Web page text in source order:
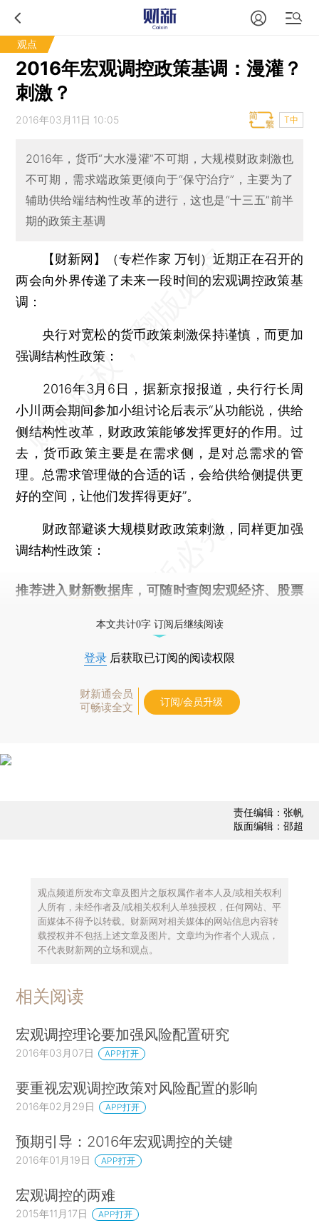
观点
2016年宏观调控政策基调：漫灌？
刺激？
2016年03月11日 10:05 T中
2016年，货币“大水漫灌”不可期，大规模财政刺激也
不可期，需求端政策更倾向于“保守治疗”，主要为了
辅助供给端结构性改革的进行，这也是“十三五”前半
期的政策主基调
【财新网】（专栏作家 万钊）近期正在召开的
两会向外界传递了未来一段时间的宏观调控政策基
调：
央行对宽松的货币政策刺激保持谨慎，而更加
强调结构性政策：
2016年3月6日，据新京报报道，央行行长周
小川两会期间参加小组讨论后表示“从功能说，供给
侧结构性改革，财政政策能够发挥更好的作用。过
去，货币政策主要是在需求侧，是对总需求的管
理。总需求管理做的合适的话，会给供给侧提供更
好的空间，让他们发挥得更好”。
财政部避谈大规模财政政策刺激，同样更加强
调结构性政策：
推荐进入 财新数据库 ，可随时查阅宏观经济、股票
本文共计0字 订阅后继续阅读
登录 后获取已订阅的阅读权限
财新通会员
可畅读全文
订阅/会员升级
责任编辑：张帆
版面编辑：邵超
观点频道所发布文章及图片之版权属作者本人及/或相关权利
人所有，未经作者及/或相关权利人单独授权，任何网站、平
面媒体不得予以转载。财新网对相关媒体的网站信息内容转
载授权并不包括上述文章及图片。文章均为作者个人观点，
不代表财新网的立场和观点。
相关阅读
宏观调控理论要加强风险配置研究
2016年03月07日 APP打开
要重视宏观调控政策对风险配置的影响
2016年02月29日 APP打开
预期引导：2016年宏观调控的关键
2016年01月19日 APP打开
宏观调控的两难
2015年11月17日 APP打开